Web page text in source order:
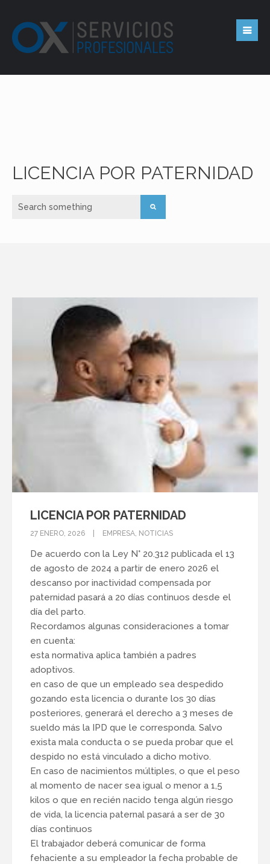
LICENCIA POR PATERNIDAD
LICENCIA POR PATERNIDAD
27 ENERO, 2026 EMPRESA, NOTICIAS
De acuerdo con la Ley N° 20.312 publicada el 13
de agosto de 2024 a partir de enero 2026 el
descanso por inactividad compensada por
paternidad pasará a 20 días continuos desde el
día del parto.
Recordamos algunas consideraciones a tomar
en cuenta:
esta normativa aplica también a padres
adoptivos.
en caso de que un empleado sea despedido
gozando esta licencia o durante los 30 días
posteriores, generará el derecho a 3 meses de
sueldo más la IPD que le corresponda. Salvo
exista mala conducta o se pueda probar que el
despido no está vinculado a dicho motivo.
En caso de nacimientos múltiples, o que el peso
al momento de nacer sea igual o menor a 1,5
kilos o que en recién nacido tenga algún riesgo
de vida, la licencia paternal pasará a ser de 30
días continuos
El trabajador deberá comunicar de forma
fehaciente a su empleador la fecha probable de